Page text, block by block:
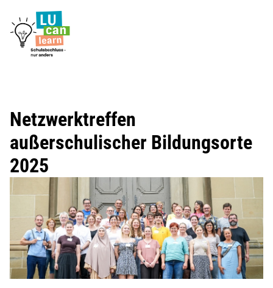
Netzwerktreffen
außerschulischer Bildungsorte
2025